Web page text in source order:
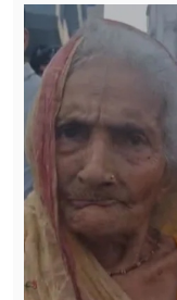
फूड
सेहत
जॉब्स
शिक्षा
अन्य खबरें